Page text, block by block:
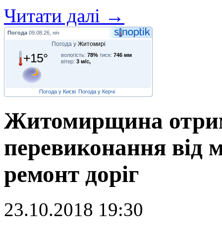
Читати далі →
Погода 09.08.26, ніч
Погода у Житомирі
+15° вологість: 78% тиск: 746 мм
вітер: 3 м/с,
Погода у Києві Погода у Керчі
Житомирщина
перевиконання від
ремонт доріг
23.10.2018 19:30